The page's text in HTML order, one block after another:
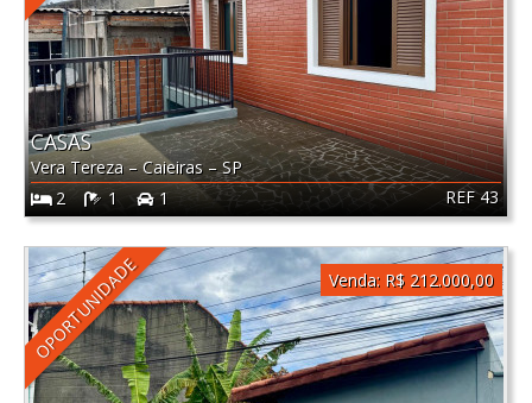
REF 43
CASAS
Vera Tereza–Caieiras–SP
2
1 1
OPORTUNIDADE Venda: R$ 212.000,00